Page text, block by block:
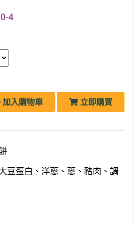
4
加入購物車 立即購買
豆蛋白、洋蔥、蔥、豬肉、調